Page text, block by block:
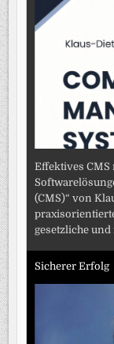
Effektives
(CMS)“ von
gesetzliche
Sicherer Erfolg